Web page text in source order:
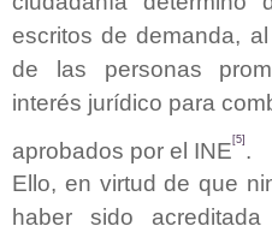
escritos de demanda,
de las personas
interés jurídico para
aprobados por el INE [5] .
Ello, en virtud de que
haber sido